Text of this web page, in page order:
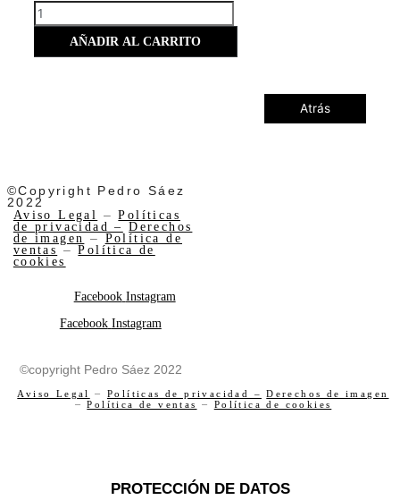
AÑADIR AL CARRITO
Atrás
©Copyright Pedro Sáez
2022
Aviso Legal –Políticas
de privacidad –
Derechos
de imagen – Política de
ventas –Política de
cookies
Facebook Instagram
Facebook Instagram
©copyright Pedro Sáez 2022
Aviso Legal – Políticas de privacidad –
Derechos de imagen
–Política de ventas – Política de cookies
PROTECCIÓN DE DATOS